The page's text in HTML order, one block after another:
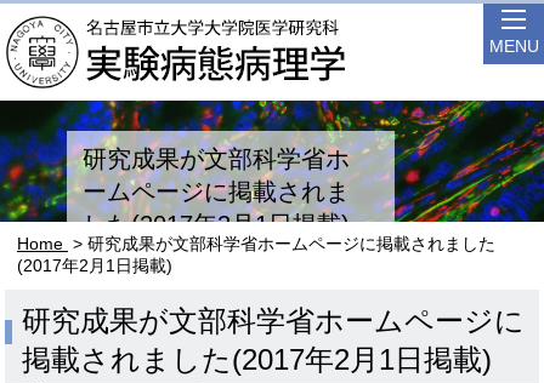
MENU
研究成果が文部科学省ホ
ームページに掲載されま
した(2017年2月1日掲載)
Home > 研究成果が文部科学省ホームページに掲載されました
(2017年2月1日掲載)
研究成果が文部科学省ホームページに
掲載されました(2017年2月1日掲載)